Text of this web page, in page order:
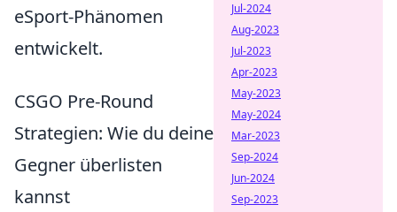
eSport-Phänomen
entwickelt.
CSGO Pre-Round
Strategien: Wie du deine
Gegner überlisten
kannst
Jul-2024
Aug-2023
Jul-2023
Apr-2023
May-2023
May-2024
Mar-2023
Sep-2024
Jun-2024
Sep-2023